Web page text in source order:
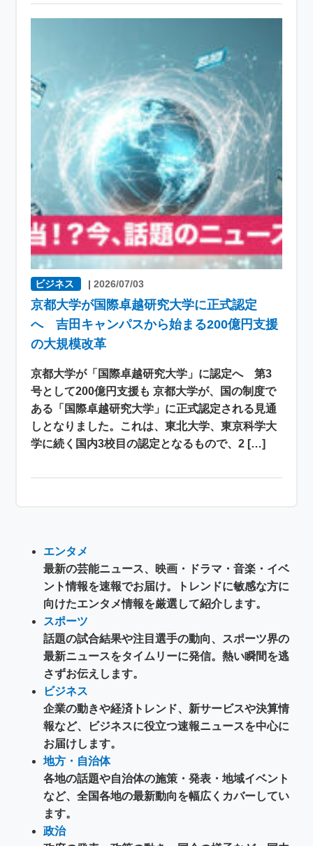
ビジネス |2026/07/03
京都大学が国際卓越研究大学に正式認定
へ 吉田キャンパスから始まる200億円支援
の大規模改革
京都大学が「国際卓越研究大学」に認定へ 第3
号として200億円支援も 京都大学が、国の制度で
ある「国際卓越研究大学」に正式認定される見通
しとなりました。これは、東北大学、東京科学大
学に続く国内3校目の認定となるもので、2 […]
エンタメ
最新の芸能ニュース、映画・ドラマ・音楽・イベ
ント情報を速報でお届け。トレンドに敏感な方に
向けたエンタメ情報を厳選して紹介します。
スポーツ
話題の試合結果や注目選手の動向、スポーツ界の
最新ニュースをタイムリーに発信。熱い瞬間を逃
さずお伝えします。
ビジネス
企業の動きや経済トレンド、新サービスや決算情
報など、ビジネスに役立つ速報ニュースを中心に
お届けします。
地方・自治体
各地の話題や自治体の施策・発表・地域イベント
など、全国各地の最新動向を幅広くカバーしてい
ます。
政治